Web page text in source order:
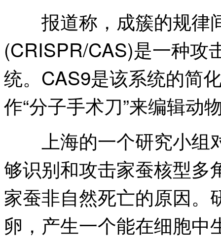
报道称，成簇的规律
(CRISPR/CAS)是一种攻
统。CAS9是该系统的简
作“分子手术刀”来编辑动
上海的一个研究小组
够识别和攻击家蚕核型多
家蚕非自然死亡的原因。
卵，产生一个能在细胞